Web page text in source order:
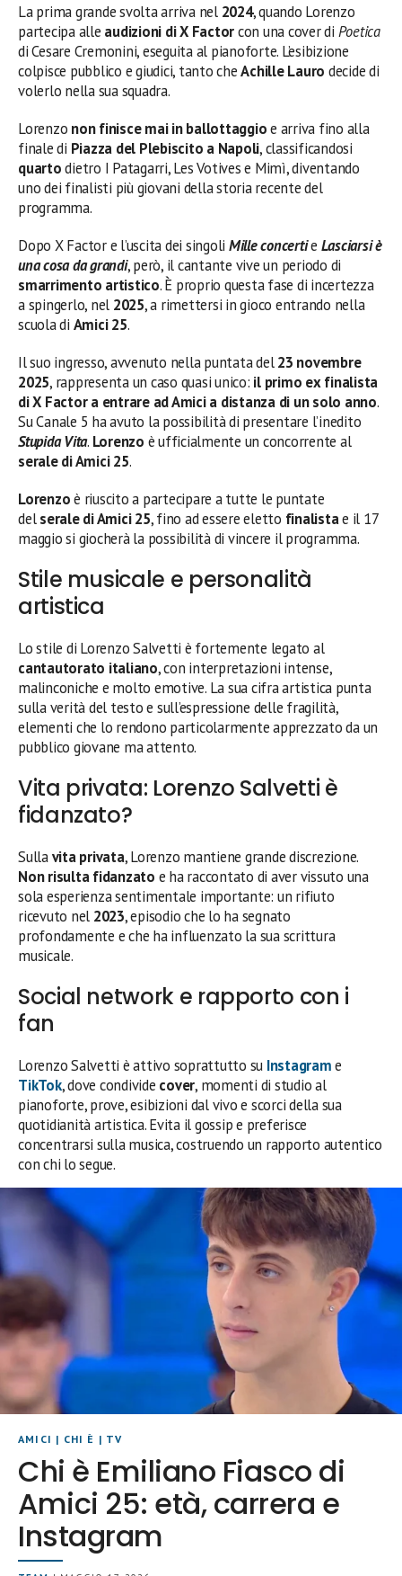
La prima grande svolta arriva nel 2024, quando Lorenzo
partecipa alle audizioni di X Factorcon una cover di Poetica
di Cesare Cremonini, eseguita al pianoforte. L’esibizione
colpisce pubblico e giudici, tanto cheAchille Lauro decide di
volerlo nella sua squadra.
Lorenzo non finisce mai in ballottaggioe arriva fino alla
finale di Piazza del Plebiscito a Napoli, classificandosi
quartodietro I Patagarri, Les Votives e Mimì, diventando
uno dei finalisti più giovani della storia recente del
programma.
Dopo X Factor e l’uscita dei singoli Mille concertie Lasciarsi è
una cosa da grandi, però, il cantante vive un periodo di
smarrimento artistico. È proprio questa fase di incertezza
a spingerlo, nel 2025, a rimettersi in gioco entrando nella
scuola di Amici 25.
Il suo ingresso, avvenuto nella puntata del23 novembre
2025, rappresenta un caso quasi unico: il primo ex finalista
di X Factor a entrare ad Amici a distanza di un solo anno.
Su Canale 5 ha avuto la possibilità di presentare l’inedito
Stupida Vita. Lorenzo è ufficialmente un concorrente al
serale di Amici 25.
Lorenzoè riuscito a partecipare a tutte le puntate
delserale di Amici 25, fino ad essere eletto finalistae il 17
maggio si giocherà la possibilità di vincere il programma.
Stile musicale e personalità
artistica
Lo stile di Lorenzo Salvetti è fortemente legato al
cantautorato italiano, con interpretazioni intense,
malinconiche e molto emotive. La sua cifra artistica punta
sulla verità del testo e sull’espressione delle fragilità,
elementi che lo rendono particolarmente apprezzato da un
pubblico giovane ma attento.
Vita privata: Lorenzo Salvetti è
fidanzato?
Sullavita privata, Lorenzo mantiene grande discrezione.
Non risulta fidanzato e ha raccontato di aver vissuto una
sola esperienza sentimentale importante: un rifiuto
ricevuto nel 2023, episodio che lo ha segnato
profondamente e che ha influenzato la sua scrittura
musicale.
Social network e rapporto con i
fan
Lorenzo Salvetti è attivo soprattutto su Instagrame
TikTok, dove condivide cover, momenti di studio al
pianoforte, prove, esibizioni dal vivo e scorci della sua
quotidianità artistica. Evita il gossip e preferisce
concentrarsi sulla musica, costruendo un rapporto autentico
con chi lo segue.
AMICI | CHI È | TV
Chi è Emiliano Fiasco di
Amici 25: età, carrera e
Instagram